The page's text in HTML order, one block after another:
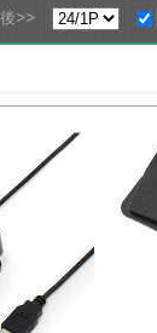
>>